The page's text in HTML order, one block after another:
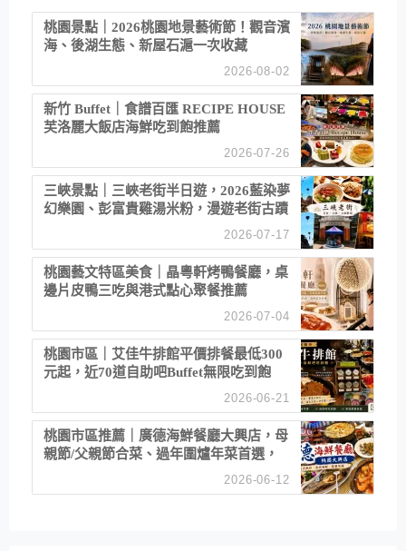
桃園景點｜2026桃園地景藝術節！觀音濱
海、後湖生態、新屋石滬一次收藏
2026-08-02
新竹 Buffet｜食譜百匯 RECIPE HOUSE
芙洛麗大飯店海鮮吃到飽推薦
2026-07-26
三峽景點｜三峽老街半日遊，2026藍染夢
幻樂園、彭富貴雞湯米粉，漫遊老街古蹟
2026-07-17
桃園藝文特區美食｜晶粵軒烤鴨餐廳，桌
邊片皮鴨三吃與港式點心聚餐推薦
2026-07-04
桃園市區｜艾佳牛排館平價排餐最低300
元起，近70道自助吧Buffet無限吃到飽
2026-06-21
桃園市區推薦｜廣德海鮮餐廳大興店，母
親節/父親節合菜、過年圍爐年菜首選，
2026-06-12